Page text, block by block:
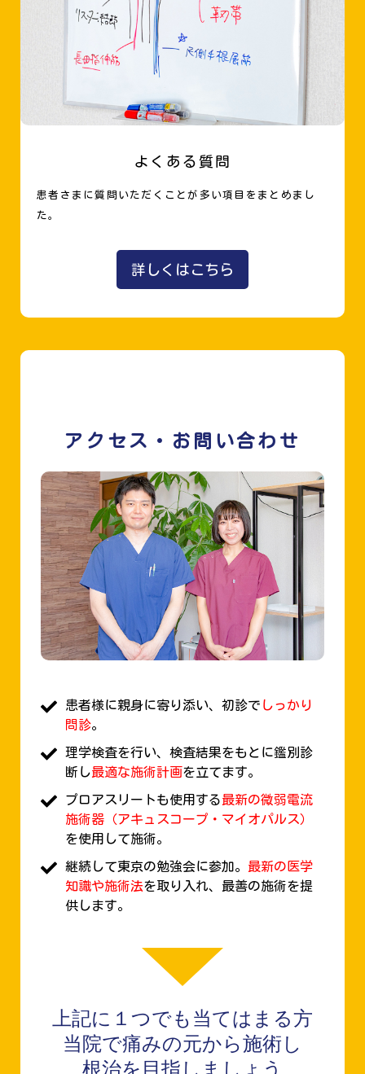
よくある質問
患者さまに質問いただくことが多い項目をまとめまし
た。
詳しくはこちら
アクセス・お問い合わせ
患者様に親身に寄り添い、初診で しっかり
問診。
理学検査を行い、検査結果をもとに鑑別診
断し最適な施術計画を立てます。
プロアスリートも使用する最新の微弱電流
施術器（アキュスコープ・マイオパルス）
を使用して施術。
継続して東京の勉強会に参加。 最新の医学
知識や施術法を取り入れ、最善の施術を提
供します。
上記に１つでも当てはまる方
当院で痛みの元から施術し
根治を目指しましょう